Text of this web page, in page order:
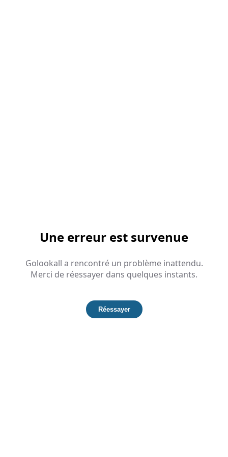
Une erreur est survenue
Golookall a rencontré un problème inattendu.
Merci de réessayer dans quelques instants.
Réessayer